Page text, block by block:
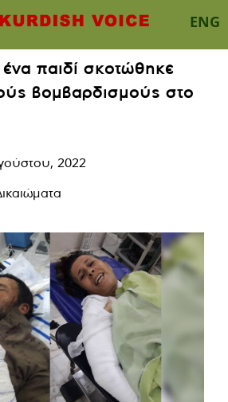
ENG
παιδί σκοτώθηκε
βομβαρδισμούς στο
2022